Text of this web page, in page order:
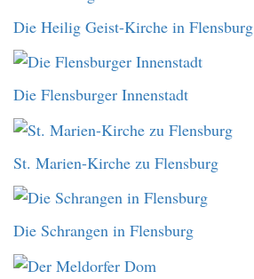
Die Heilig Geist-Kirche in Flensburg
Die Flensburger Innenstadt
St. Marien-Kirche zu Flensburg
Die Schrangen in Flensburg